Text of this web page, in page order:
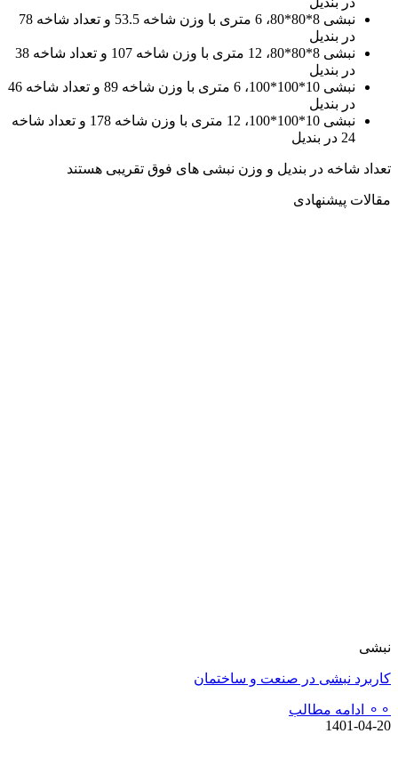
نبشی 8*80*80، 6 متری با وزن شاخه 53.5 و تعداد شاخه 78
در بندیل
نبشی 8*80*80، 12 متری با وزن شاخه 107 و تعداد شاخه 38
در بندیل
نبشی 10*100*100، 6 متری با وزن شاخه 89 و تعداد شاخه 46
در بندیل
نبشی 10*100*100، 12 متری با وزن شاخه 178 و تعداد شاخه
24 در بندیل
تعداد شاخه در بندیل و وزن نبشی های فوق تقریبی هستند
مقالات پیشنهادی
نبشی
کاربرد نبشی در صنعت و ساختمان
⚬⚬ ادامه مطالب
1401-04-20